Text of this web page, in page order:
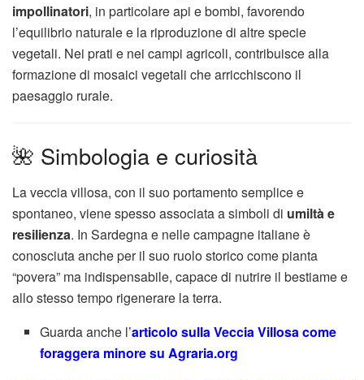
impollinatori, in particolare api e bombi, favorendo
l’equilibrio naturale e la riproduzione di altre specie
vegetali. Nei prati e nei campi agricoli, contribuisce alla
formazione di mosaici vegetali che arricchiscono il
paesaggio rurale.
🌺 Simbologia e curiosità
La veccia villosa, con il suo portamento semplice e
spontaneo, viene spesso associata a simboli di umiltà e
resilienza. In Sardegna e nelle campagne italiane è
conosciuta anche per il suo ruolo storico come pianta
“povera” ma indispensabile, capace di nutrire il bestiame e
allo stesso tempo rigenerare la terra.
Guarda anche l’articolo sulla Veccia Villosa come
foraggera minore su Agraria.org